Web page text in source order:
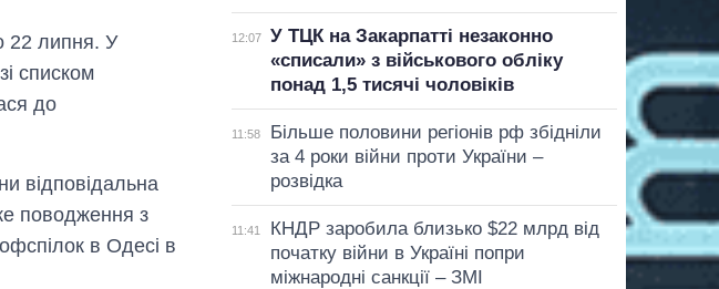
22 липня. У
списком
до
відповідальна
поводження з
в Одесі в
12:07
У ТЦК на Закарпатті незаконно
«списали» з військового обліку
понад 1,5 тисячі чоловіків
11:58
Більше половини регіонів рф збідніли
за 4 роки війни проти України –
розвідка
11:41
КНДР заробила близько $22 млрд від
початку війни в Україні попри
міжнародні санкції – ЗМІ